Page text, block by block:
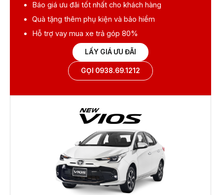
Báo giá ưu đãi tốt nhất cho khách hàng
Quà tặng thêm phụ kiện và bảo hiểm
Hỗ trợ vay mua xe trả góp 80%
LẤY GIÁ ƯU ĐÃI
GỌI 0938.69.1212